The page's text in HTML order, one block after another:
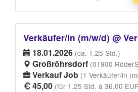
sein. Bitte komme dunkel
Hose, schwarzes Shirt und
18.01.2026 (ca. 1.25 Std.)
Großröhrsdorf (01900 RöderSaal
Verkauf Job (1 Verkäufer/in
45,00 (für 1.25 Std. à 36,00